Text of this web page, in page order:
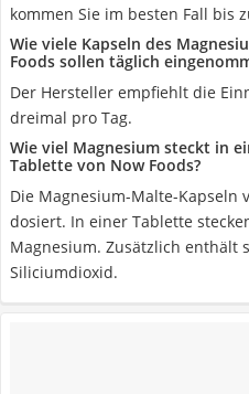
kommen Sie im besten Fall bis
Wie viele Kapseln des
Foods sollen täglich
Der Hersteller empfiehlt die
dreimal pro Tag.
Wie viel Magnesium steckt in
Tablette von Now Foods?
Die Magnesium-Malte-Kapseln
dosiert. In einer Tablette
Magnesium. Zusätzlich enthält
Siliciumdioxid.